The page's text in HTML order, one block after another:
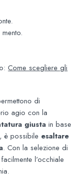
Come scegliere gli
di
agio con la
giusta in base
è possibile esaltare
. Con la selezione di
l’occhiale